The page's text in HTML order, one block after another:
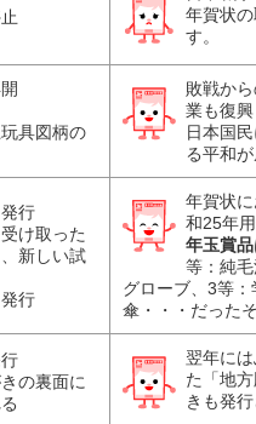
年賀状
す。
具図柄の
敗戦か
業も復興
日本国
る平和が
行
け取った
新しい試
行
年賀状
和25年
年玉賞品
等：純
グローブ、3等：
傘・・・だった
の裏面に
翌年に
た「地
きも発行